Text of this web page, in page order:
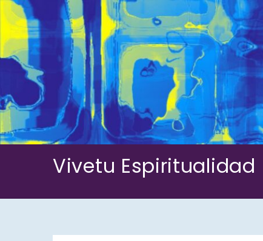
Skip
to
content
Vivetu Espiritualidad